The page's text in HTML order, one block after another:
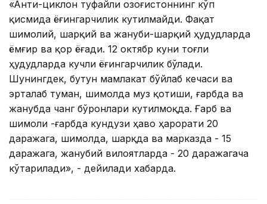
«Aнти-циклон туфайли Қозоғистоннинг кўп
қисмида ёғингарчилик кутилмайди. Фақат
шимолий, шарқий ва жануби-шарқий ҳудудларда
ёмғир ва қор ёғади. 12 октябр куни тоғли
ҳудудларда кучли ёғингарчилик бўлади.
Шунингдек, бутун мамлакат бўйлаб кечаси ва
эрталаб туман, шимолда муз қотиши, ғарбда ва
жанубда чанг бўронлари кутилмоқда. Ғарб ва
шимоли -ғарбда кундузи ҳаво ҳарорати 20
даражага, шимолда, шарқда ва марказда - 15
даражага, жанубий вилоятларда - 20 даражагача
кўтарилади», - дейилади хабарда.